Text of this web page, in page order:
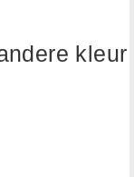
kleur